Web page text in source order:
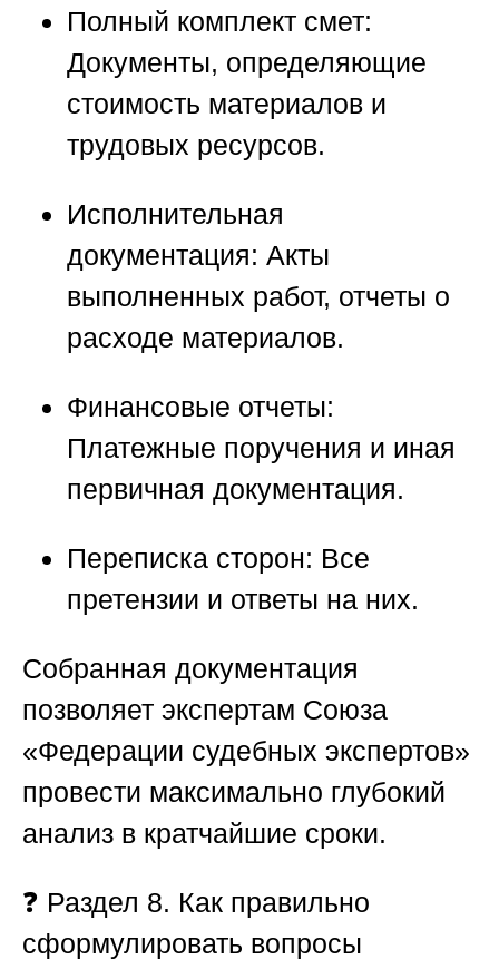
Полный комплект смет:
Документы, определяющие
стоимость материалов и
трудовых ресурсов.
Исполнительная
документация: Акты
выполненных работ, отчеты о
расходе материалов.
Финансовые отчеты:
Платежные поручения и иная
первичная документация.
Переписка сторон: Все
претензии и ответы на них.
Собранная документация
позволяет экспертам Союза
«Федерации судебных экспертов»
провести максимально глубокий
анализ в кратчайшие сроки.
❓ Раздел 8. Как правильно
сформулировать вопросы